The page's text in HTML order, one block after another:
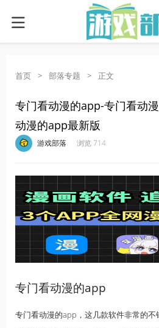
首页 > 部落专题 > 正文
专门看动漫的app-专门看动
动漫的app最新版
游戏部落 浏览 714
专门看动漫的app
专门看动漫的app，这几款软件非常的